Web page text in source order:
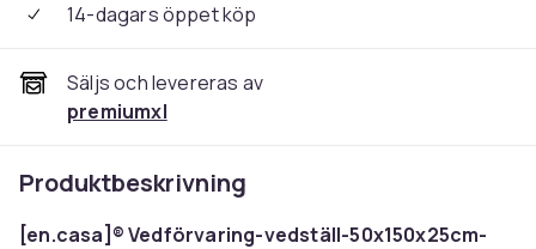
14-dagars öppet köp
Säljs och levereras av
premiumxl
Produktbeskrivning
[en.casa]® Vedförvaring-vedställ-50x150x25cm-